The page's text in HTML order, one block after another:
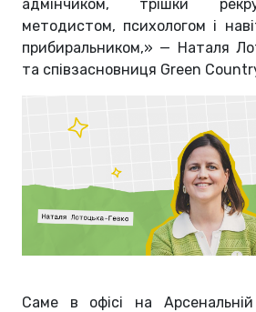
адмінчиком, трішки
методистом, психологом і
прибиральником,» — Наталя
та співзасновниця Green
Саме в офісі на